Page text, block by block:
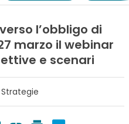
l’obbligo di
marzo il webinar
e scenari
Strategie